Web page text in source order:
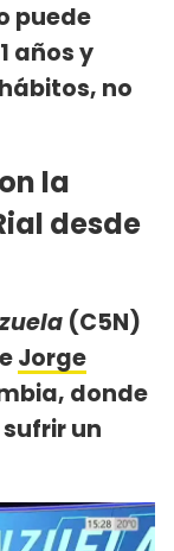
puede
años y
no
la
desde
(C5N)
Jorge
donde
un